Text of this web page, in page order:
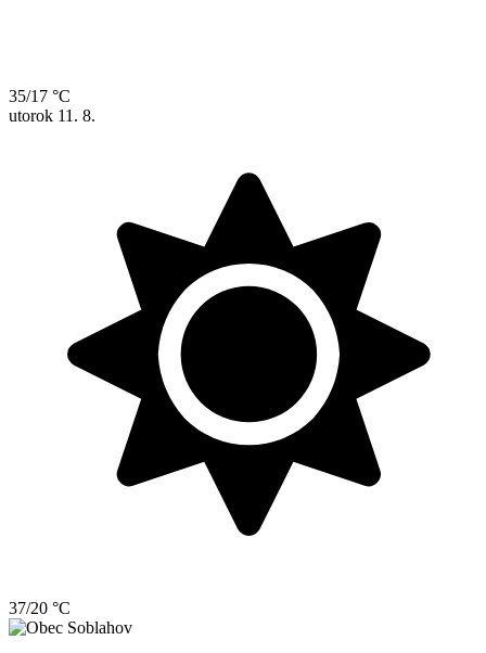
35/17 °C
utorok 11. 8.
37/20 °C